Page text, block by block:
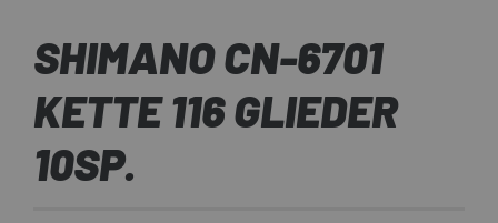
SHIMANO CN-6701
KETTE 116 GLIEDER
10SP.